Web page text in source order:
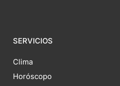
SERVICIOS
Clima
Horóscopo